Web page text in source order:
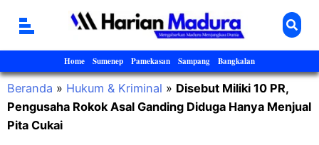
Home Sumenep Pamekasan Sampang Bangkalan
Beranda » Hukum & Kriminal » Disebut Miliki 10 PR,
Pengusaha Rokok Asal Ganding Diduga Hanya Menjual
Pita Cukai